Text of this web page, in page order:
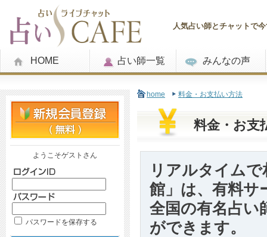
人気占い師とチャットで
HOME 占い師一覧 みんなの声
ようこそゲストさん
パスワードを保存する
home 料金・お支払い方法
料金・お支
リアルタイム
館」は、有料サ
全国の有名占い
ができます。